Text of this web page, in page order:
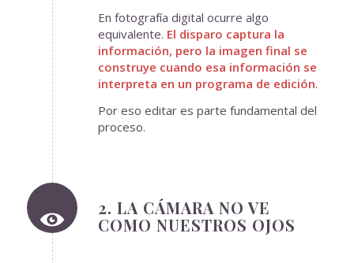
En fotografía digital ocurre algo
equivalente. El disparo captura la
información, pero la imagen final se
construye cuando esa información se
interpreta en un programa de edición.
Por eso editar es parte fundamental del
proceso.
2. LA CÁMARA NO VE
COMO NUESTROS OJOS